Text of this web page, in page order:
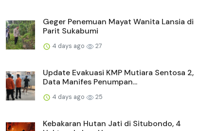
Geger Penemuan Mayat Wanita Lansia di
Parit Sukabumi
4 days ago 27
Update Evakuasi KMP Mutiara Sentosa 2,
Data Manifes Penumpan...
4 days ago 25
Kebakaran Hutan Jati di Situbondo, 4